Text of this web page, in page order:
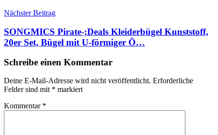
Nächster Beitrag
SONGMICS Pirate-;Deals Kleiderbügel Kunststoff,
20er Set, Bügel mit U-förmiger Ö…
Schreibe einen Kommentar
Deine E-Mail-Adresse wird nicht veröffentlicht. Erforderliche
Felder sind mit * markiert
Kommentar *